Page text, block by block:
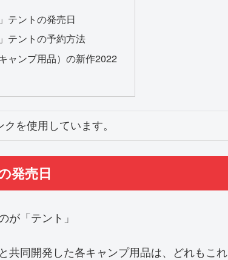
テントの発売日
テントの予約方法
ャンプ用品）の新作2022
を使用しています。
発売日
が「テント」
共同開発した各キャンプ用品は、どれもこれ